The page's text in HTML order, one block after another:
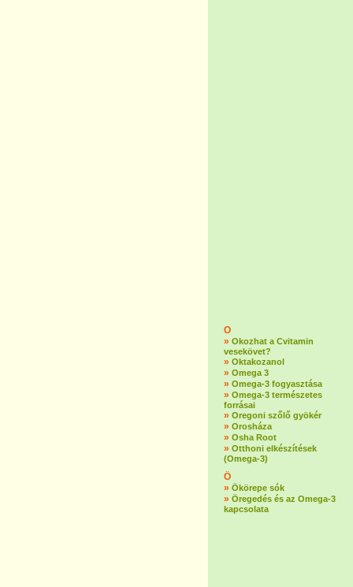
O
» Okozhat a Cvitamin
vesekövet?
» Oktakozanol
» Omega 3
» Omega-3 fogyasztása
» Omega-3 természetes
forrásai
» Oregoni szőlő gyökér
» Orosháza
» Osha Root
» Otthoni elkészítések
(Omega-3)
Ö
» Ökörepe sók
» Öregedés és az Omega-3
kapcsolata